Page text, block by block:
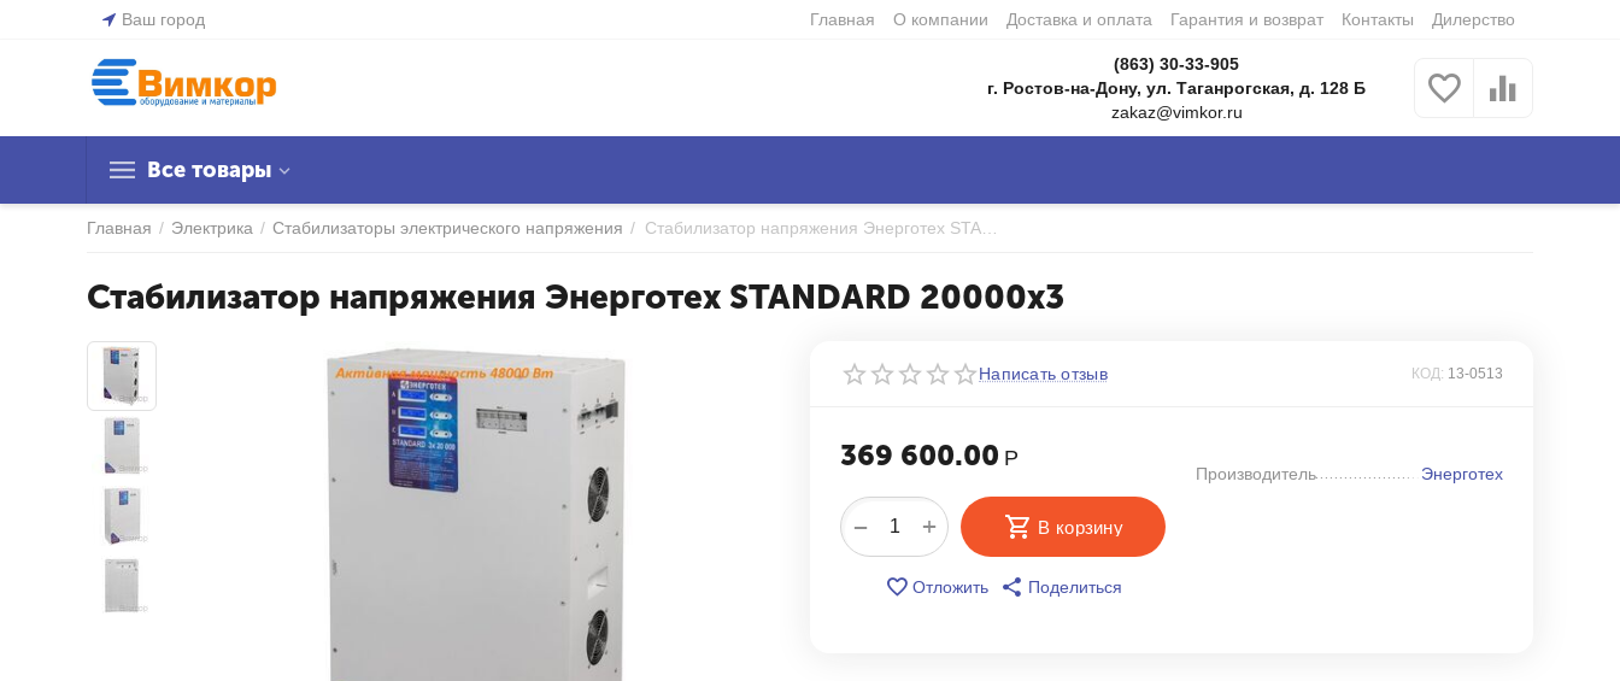
Ваш город Главная О компании Доставка и оплата Гарантия и возврат Контакты Дилерство
(863) 30-33-905
г. Ростов-на-Дону, ул. Таганрогская, д. 128 Б
zakaz@vimkor.ru
Все товары
Главная / Электрика / Стабилизаторы электрического напряжения /
Стабилизатор напряжения Энерготех STANDARD 20000х3
Написать отзыв КОД: 13-0513
369 600.00 Р
+
− В корзину
Отложить Поделиться
Производитель Энерготех